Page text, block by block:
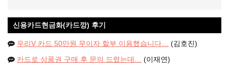
신용카드현금화(카드깡) 후기
우리V 카드 50만원 무이자 할부 이용했습니다… (김호진)
카드로 상품권 구매 후 문의 드렸는데… (이재연)